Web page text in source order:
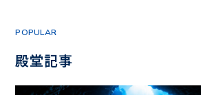
POPULAR
殿堂記事